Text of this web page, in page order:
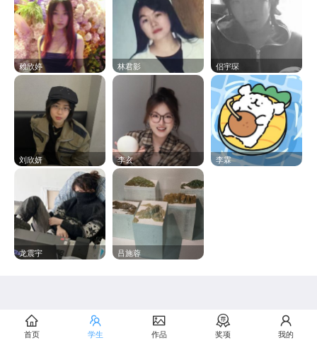
首页 学生 作品 奖项 我的
赖欣婷 林君影 侣宇琛
刘欣妍 李玄 李霖
龙震宇 吕施蓉